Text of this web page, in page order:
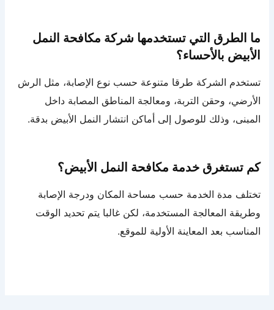
ما الطرق التي تستخدمها شركة مكافحة النمل
الأبيض بالأحساء؟
تستخدم الشركة طرقا متنوعة حسب نوع الإصابة، مثل الرش
الأرضي، وحقن التربة، ومعالجة المناطق المصابة داخل
المبنى، وذلك للوصول إلى أماكن انتشار النمل الأبيض بدقة.
كم تستغرق خدمة مكافحة النمل الأبيض؟
تختلف مدة الخدمة حسب مساحة المكان ودرجة الإصابة
وطريقة المعالجة المستخدمة، لكن غالبا يتم تحديد الوقت
المناسب بعد المعاينة الأولية للموقع.